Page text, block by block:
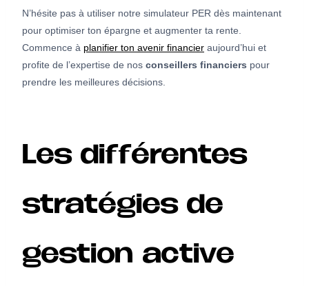
N’hésite pas à utiliser notre simulateur PER dès maintenant
pour optimiser ton épargne et augmenter ta rente.
Commence à planifier ton avenir financier aujourd’hui et
profite de l’expertise de nos conseillers financiers pour
prendre les meilleures décisions.
Les différentes
stratégies de
gestion active